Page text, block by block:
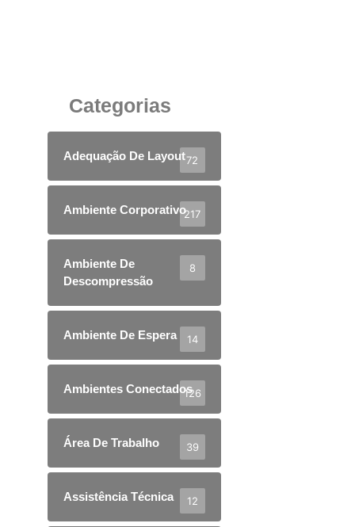
Categorias
Adequação De Layout72
Ambiente Corporativo217
Ambiente De
Descompressão
8
Ambiente De Espera 14
Ambientes Conectados126
Área De Trabalho 39
Assistência Técnica 12